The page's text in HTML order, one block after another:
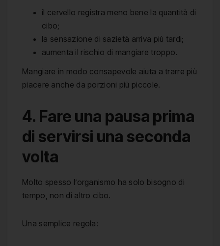
il cervello registra meno bene la quantità di
cibo;
la sensazione di sazietà arriva più tardi;
aumenta il rischio di mangiare troppo.
Mangiare in modo consapevole aiuta a trarre più
piacere anche da porzioni più piccole.
4. Fare una pausa prima
di servirsi una seconda
volta
Molto spesso l’organismo ha solo bisogno di
tempo, non di altro cibo.
Una semplice regola: